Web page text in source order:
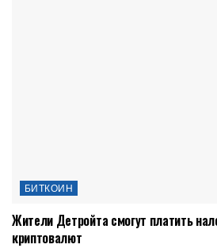
БИТКОИН
Жители Детройта смогут платить
криптовалют